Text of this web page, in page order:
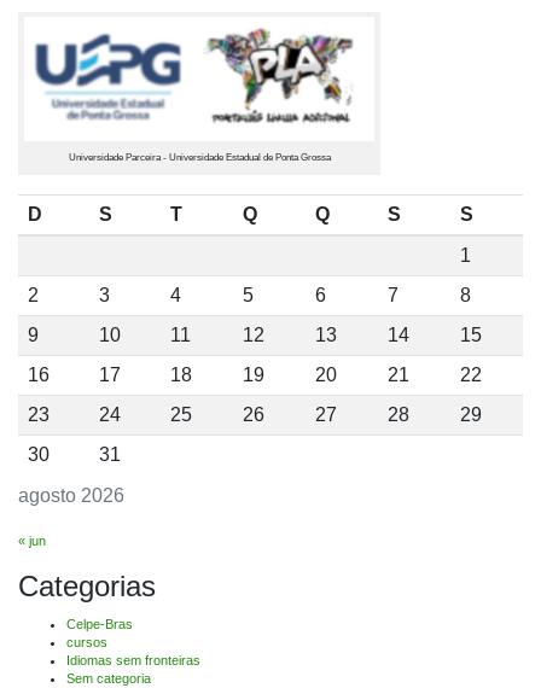
Universidade Parceira - Universidade Estadual de Ponta Grossa
agosto 2026
D S T Q Q S
S
1
2
3 4 5 6 7
8
9
10 11 12 13 14
15
16
17 18 19 20 21
22
23
24 25 26 27 28
29
30
31
« jun
Categorias
Celpe-Bras
cursos
Idiomas sem fronteiras
Sem categoria